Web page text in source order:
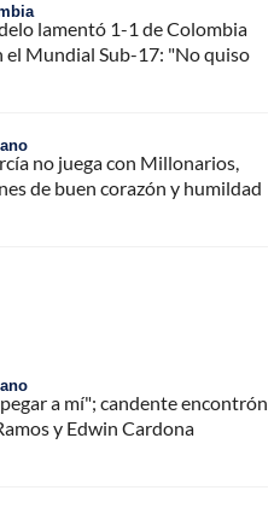
lamentó 1-1 de Colombia
el Mundial Sub-17: "No quiso
no juega con Millonarios,
de buen corazón y humildad
a mí"; candente encontrón
y Edwin Cardona